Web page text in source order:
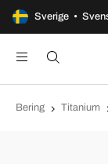
Sverige •
100 dagars öppet köp
Bering Titanium